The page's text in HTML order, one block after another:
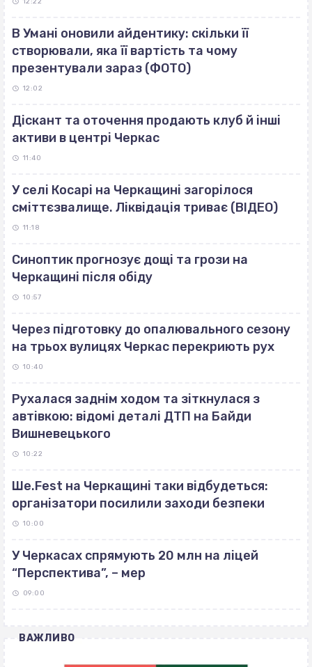
В Умані оновили айдентику: скільки її
створювали, яка її вартість та чому
презентували зараз (ФОТО)
12:02
Діскант та оточення продають клуб й інші
активи в центрі Черкас
11:40
У селі Косарі на Черкащині загорілося
сміттєзвалище. Ліквідація триває (ВІДЕО)
11:18
Синоптик прогнозує дощі та грози на
Черкащині після обіду
10:57
Через підготовку до опалювального сезону
на трьох вулицях Черкас перекриють рух
10:40
Рухалася заднім ходом та зіткнулася з
автівкою: відомі деталі ДТП на Байди
Вишневецького
10:22
Ше.Fest на Черкащині таки відбудеться:
організатори посилили заходи безпеки
10:00
У Черкасах спрямують 20 млн на ліцей
“Перспектива”, – мер
09:00
ВАЖЛИВО